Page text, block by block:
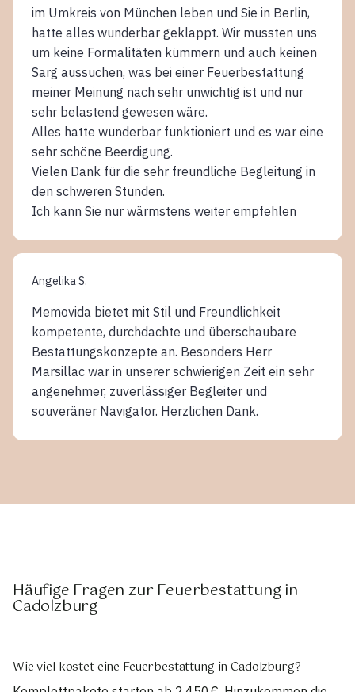
im Umkreis von München leben und Sie in Berlin,
hatte alles wunderbar geklappt. Wir mussten uns
um keine Formalitäten kümmern und auch keinen
Sarg aussuchen, was bei einer Feuerbestattung
meiner Meinung nach sehr unwichtig ist und nur
sehr belastend gewesen wäre.
Alles hatte wunderbar funktioniert und es war eine
sehr schöne Beerdigung.
Vielen Dank für die sehr freundliche Begleitung in
den schweren Stunden.
Ich kann Sie nur wärmstens weiter empfehlen
Angelika S.
Memovida bietet mit Stil und Freundlichkeit
kompetente, durchdachte und überschaubare
Bestattungskonzepte an. Besonders Herr
Marsillac war in unserer schwierigen Zeit ein sehr
angenehmer, zuverlässiger Begleiter und
souveräner Navigator. Herzlichen Dank.
Häufige Fragen zur Feuerbestattung in
Cadolzburg
Wie viel kostet eine Feuerbestattung in Cadolzburg?